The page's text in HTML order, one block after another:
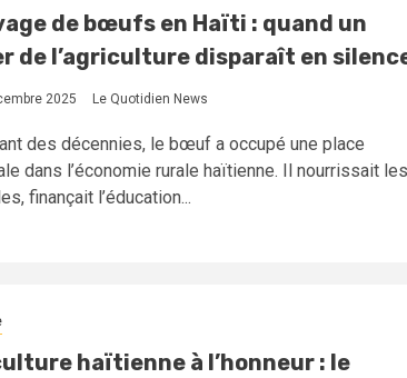
de bœufs en Haïti : quand un
de l’agriculture disparaît en
2025 Le Quotidien News
des décennies, le bœuf a occupé une place
dans l’économie rurale haïtienne. Il nourrissait les
finançait l’éducation...
haïtienne à l’honneur : le